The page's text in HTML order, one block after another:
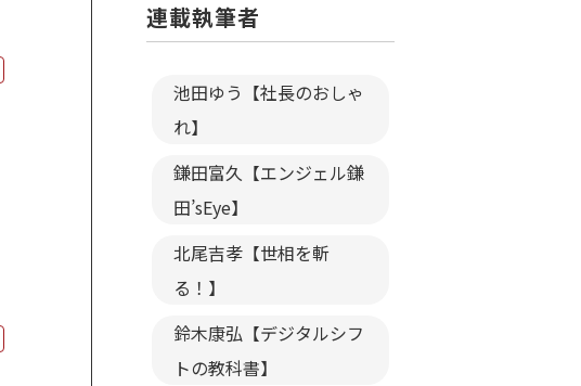
連載執筆者
池田ゆう【社長のおしゃ
れ】
鎌田富久【エンジェル鎌
田’sEye】
北尾吉孝【世相を斬
る！】
鈴木康弘【デジタルシフ
トの教科書】